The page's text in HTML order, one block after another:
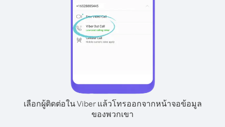
เลือกผู้ติดต่อใน Viber แล้วโทรออกจากหน้าจอข้อมูล
ของพวกเขา